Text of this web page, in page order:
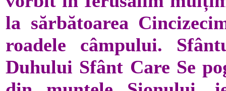
la sărbătoarea
roadele câmpului.
Duhului Sfânt Care Se